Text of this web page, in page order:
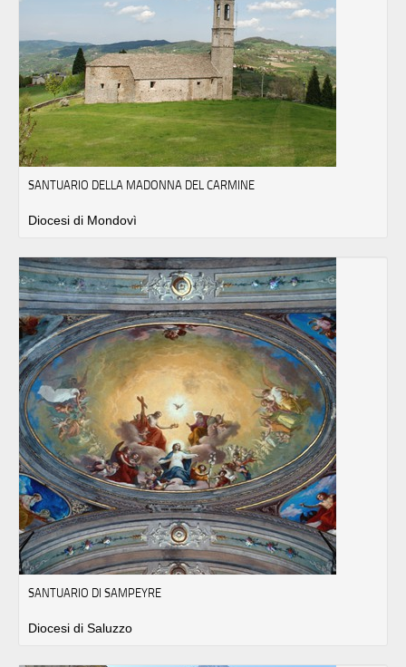
SANTUARIO DELLA MADONNA DEL CARMINE
Diocesi di Mondovì
SANTUARIO DI SAMPEYRE
Diocesi di Saluzzo